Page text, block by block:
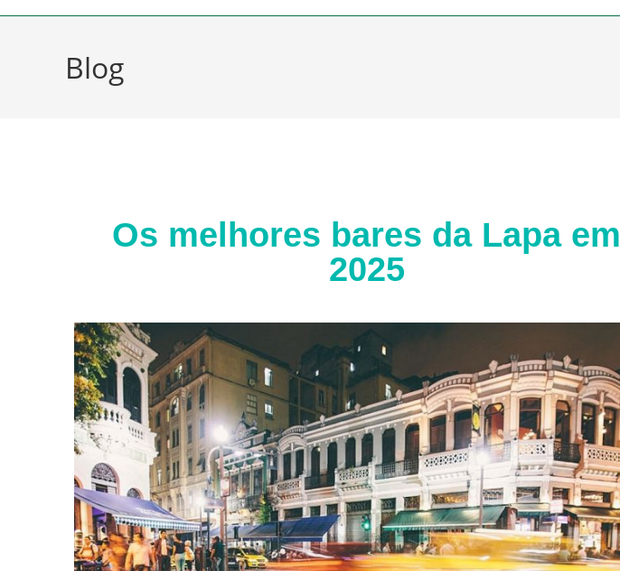
Blog
Os melhores bares da Lapa em
2025